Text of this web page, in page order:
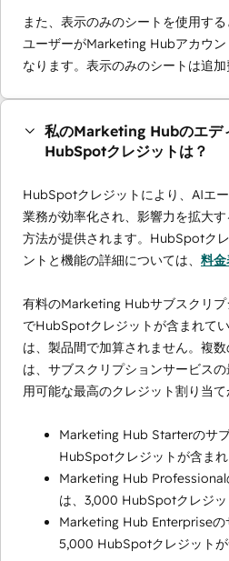
また、表示のみのシートを使用す
ユーザーがMarketing Hubアカウ
なります。表示のみのシートは追加
私のMarketing Hubのエデ
HubSpotクレジットは？
HubSpotクレジットにより、AIエ
業務が効率化され、影響力を拡大
方法が提供されます。HubSpotク
ントと機能の詳細については、 料金
有料のMarketing Hubサブスクリプ
でHubSpotクレジットが含まれて
は、製品間で加算されません。複
は、サブスクリプションサービス
用可能な最高のクレジット割り当て
Marketing Hub Starterのサ
HubSpotクレジットが含ま
Marketing Hub Professional
は、3,000 HubSpotクレジ
Marketing Hub Enterpriseの
5,000 HubSpotクレジット